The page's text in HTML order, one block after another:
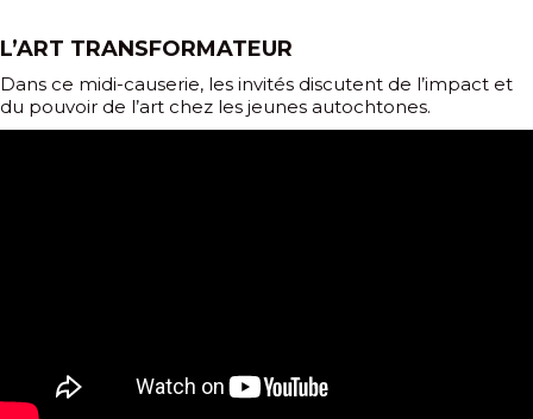
L’ART TRANSFORMATEUR
Dans ce midi-causerie, les invités discutent de l’impact et
du pouvoir de l’art chez les jeunes autochtones.